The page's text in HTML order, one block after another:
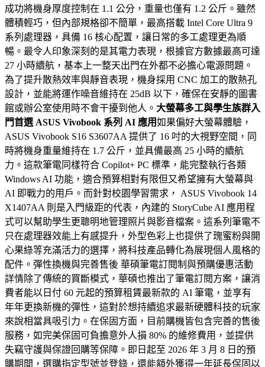
成功將機身厚度控制在 1.1 公分，重量也僅有 1.2 公斤。雖然
體積輕巧，但內部規格卻不簡單，最高搭載 Intel Core Ultra 9
系列處理器，具備 16 核心配置，讓日常的多工處理更為順
暢。最令人印象深刻的是其電力表現，根據官方數據最高可達
27 小時續航，基本上一整天出門在外都不必擔心電源問題。
為了提升散熱效率與靜音表現，機身採用 CNC 加工的散熱孔
設計，並能將運作噪音維持在 25dB 以下，確保在安靜的圖書
館或辦公室使用時不會干擾到他人。 大螢幕多工與學生族群入
門首選 ASUS Vivobook 系列 AI 應用如果偏好大螢幕體驗，
ASUS Vivobook S16 S3607AA 提供了 16 吋的大視野空間，同
時將機身重量維持在 1.7 公斤，並具備最高 25 小時的續航
力。這款筆電同樣符合 Copilot+ PC 標準，能完整執行各類
Windows AI 功能，適合預算相對有限但又希望擁有大螢幕與
AI 即戰力的用戶。而針對校園學習需求， ASUS Vivobook 14
X1407AA 則是入門級距的代表，內建的 StoryCube AI 應用程
式可以幫助學生更聰明地管理照片與影音檔案。這系列筆電不
只在處理器效能上有感提升，外型色彩上也提供了瑰蜜粉與開
心果綠等充滿活力的選擇，將科技產品轉化為展現個人風格的
配件。彈性換機與完善售後 華碩筆電訂閱制與預購優惠活動
詳情除了傳統的買斷模式，華碩也推出了筆電訂閱方案，讓消
費者能以日付 60 元起的預算租賃最新款的 AI 筆電，並享有
年年更換新機的彈性，這對於想持續追求最新硬體科技的玩家
來說相當具吸引力。在保固方面，目前購機皆包含完善的售後
服務，如完美保固可負擔意外人損 80% 的維修費用，並提供
失竊守護與保證回購等保障。即日起至 2026 年 3 月 8 日的預
購期間，選購指定型號並登錄，還能額外獲得一年延長保固以